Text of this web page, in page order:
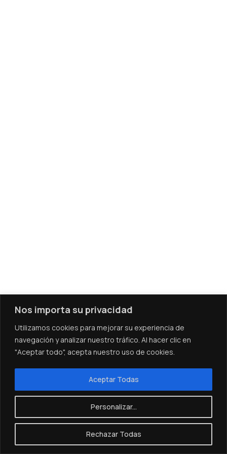
Nos importa su privacidad
Utilizamos cookies para mejorar su experiencia de
navegación y analizar nuestro tráfico. Al hacer clic en
"Aceptar todo", acepta nuestro uso de cookies.
Personalizar...
Rechazar Todas
Aceptar Todas